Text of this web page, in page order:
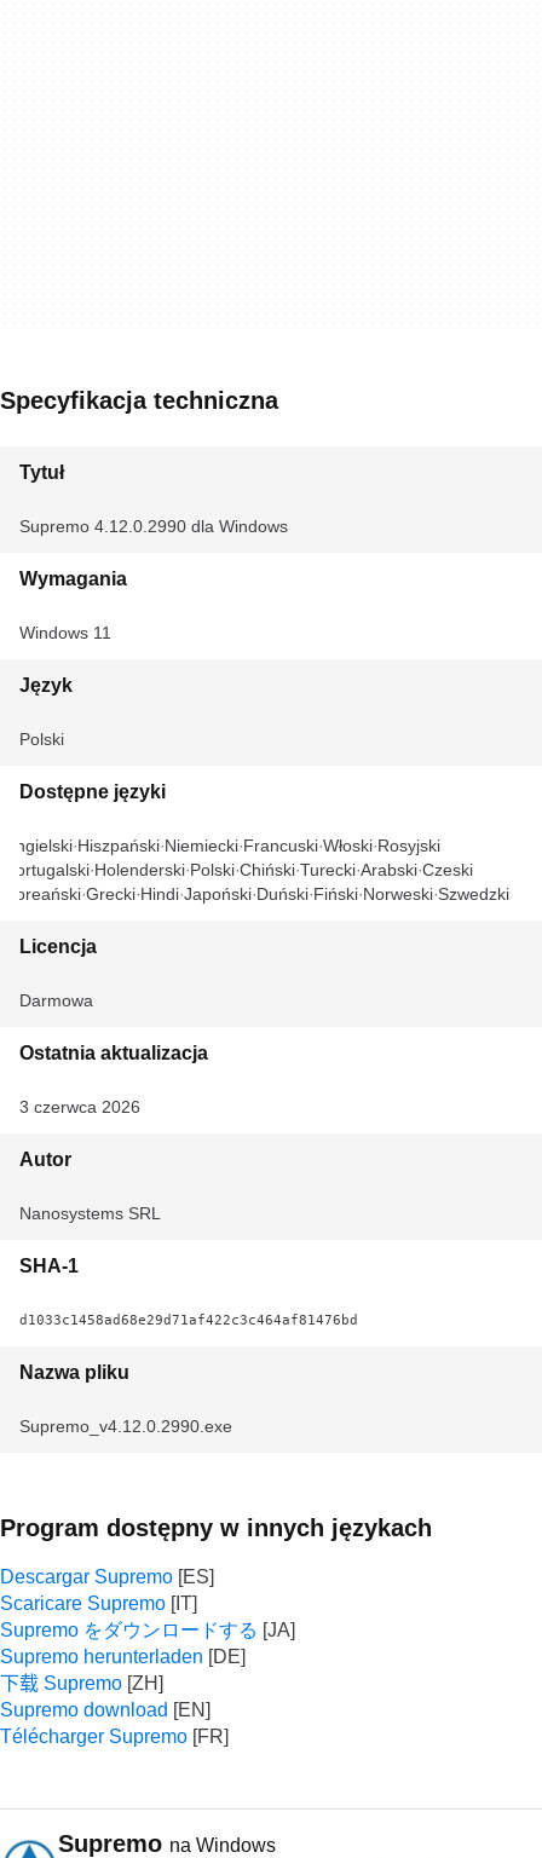
Specyfikacja techniczna
Tytuł
Supremo 4.12.0.2990 dla Windows
Wymagania
Windows 11
Język
Polski
Dostępne języki
Angielski Hiszpański Niemiecki Francuski Włoski Rosyjski
Portugalski Holenderski Polski Chiński Turecki Arabski Czeski
Koreański Grecki Hindi Japoński Duński Fiński Norweski Szwedzki
Licencja
Darmowa
Ostatnia aktualizacja
3 czerwca 2026
Autor
Nanosystems SRL
SHA-1
d1033c1458ad68e29d71af422c3c464af81476bd
Nazwa pliku
Supremo_v4.12.0.2990.exe
Program dostępny w innych językach
Descargar Supremo
Scaricare Supremo
Supremo をダウンロードする
Supremo herunterladen
下载 Supremo
Supremo download
Télécharger Supremo
Supremo na Windows